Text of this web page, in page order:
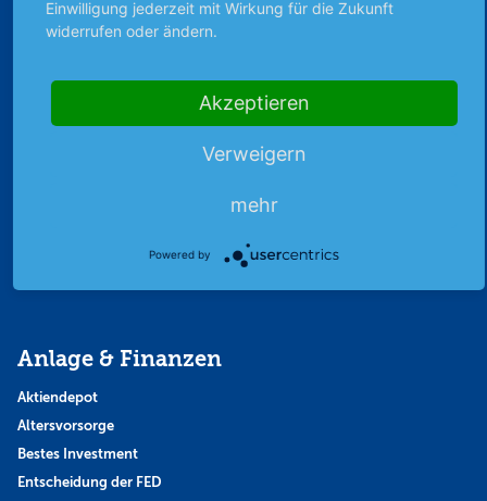
Abo & Shop
Anlage & Finanzen
Aktiendepot
Altersvorsorge
Bestes Investment
Entscheidung der FED
Einwilligung jederzeit mit Wirkung für die Zukunft
widerrufen oder ändern.
Akzeptieren
Verweigern
mehr
Powered by